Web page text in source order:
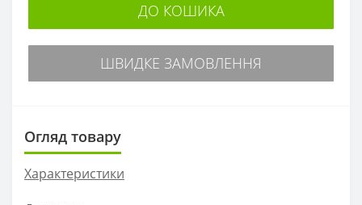
ДО КОШИКА
ШВИДКЕ ЗАМОВЛЕННЯ
Огляд товару
Характеристики